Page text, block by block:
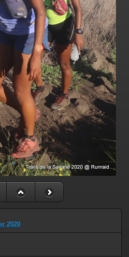
2020